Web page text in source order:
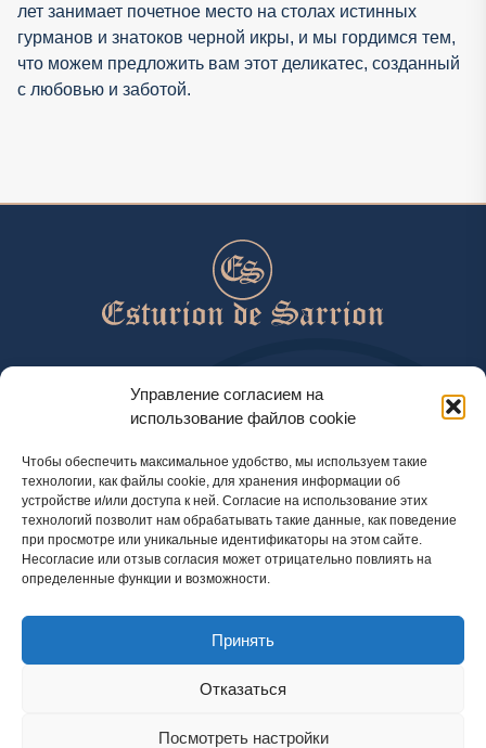
Управление согласием на
использование файлов cookie
Чтобы обеспечить максимальное удобство, мы используем такие
технологии, как файлы cookie, для хранения информации об
устройстве и/или доступа к ней. Согласие на использование этих
технологий позволит нам обрабатывать такие данные, как поведение
при просмотре или уникальные идентификаторы на этом сайте.
Несогласие или отзыв согласия может отрицательно повлиять на
определенные функции и возможности.
Принять
Отказаться
Посмотреть настройки
лет занимает почетное место на столах истинных
гурманов и знатоков черной икры, и мы гордимся тем,
что можем предложить вам этот деликатес, созданный
с любовью и заботой.
с 9 до 18 (GMT+2) по будням
Способы оплаты
Правовая информация